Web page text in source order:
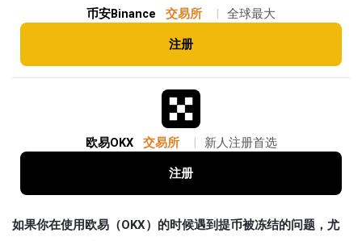
币安Binance 交易所 全球最大
注册
欧易OKX 交易所 新人注册首选
注册
如果你在使用欧易（OKX）的时候遇到提币被冻结的问题，尤